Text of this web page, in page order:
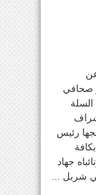
صحافي
رئيس
جهاد
شربل ...